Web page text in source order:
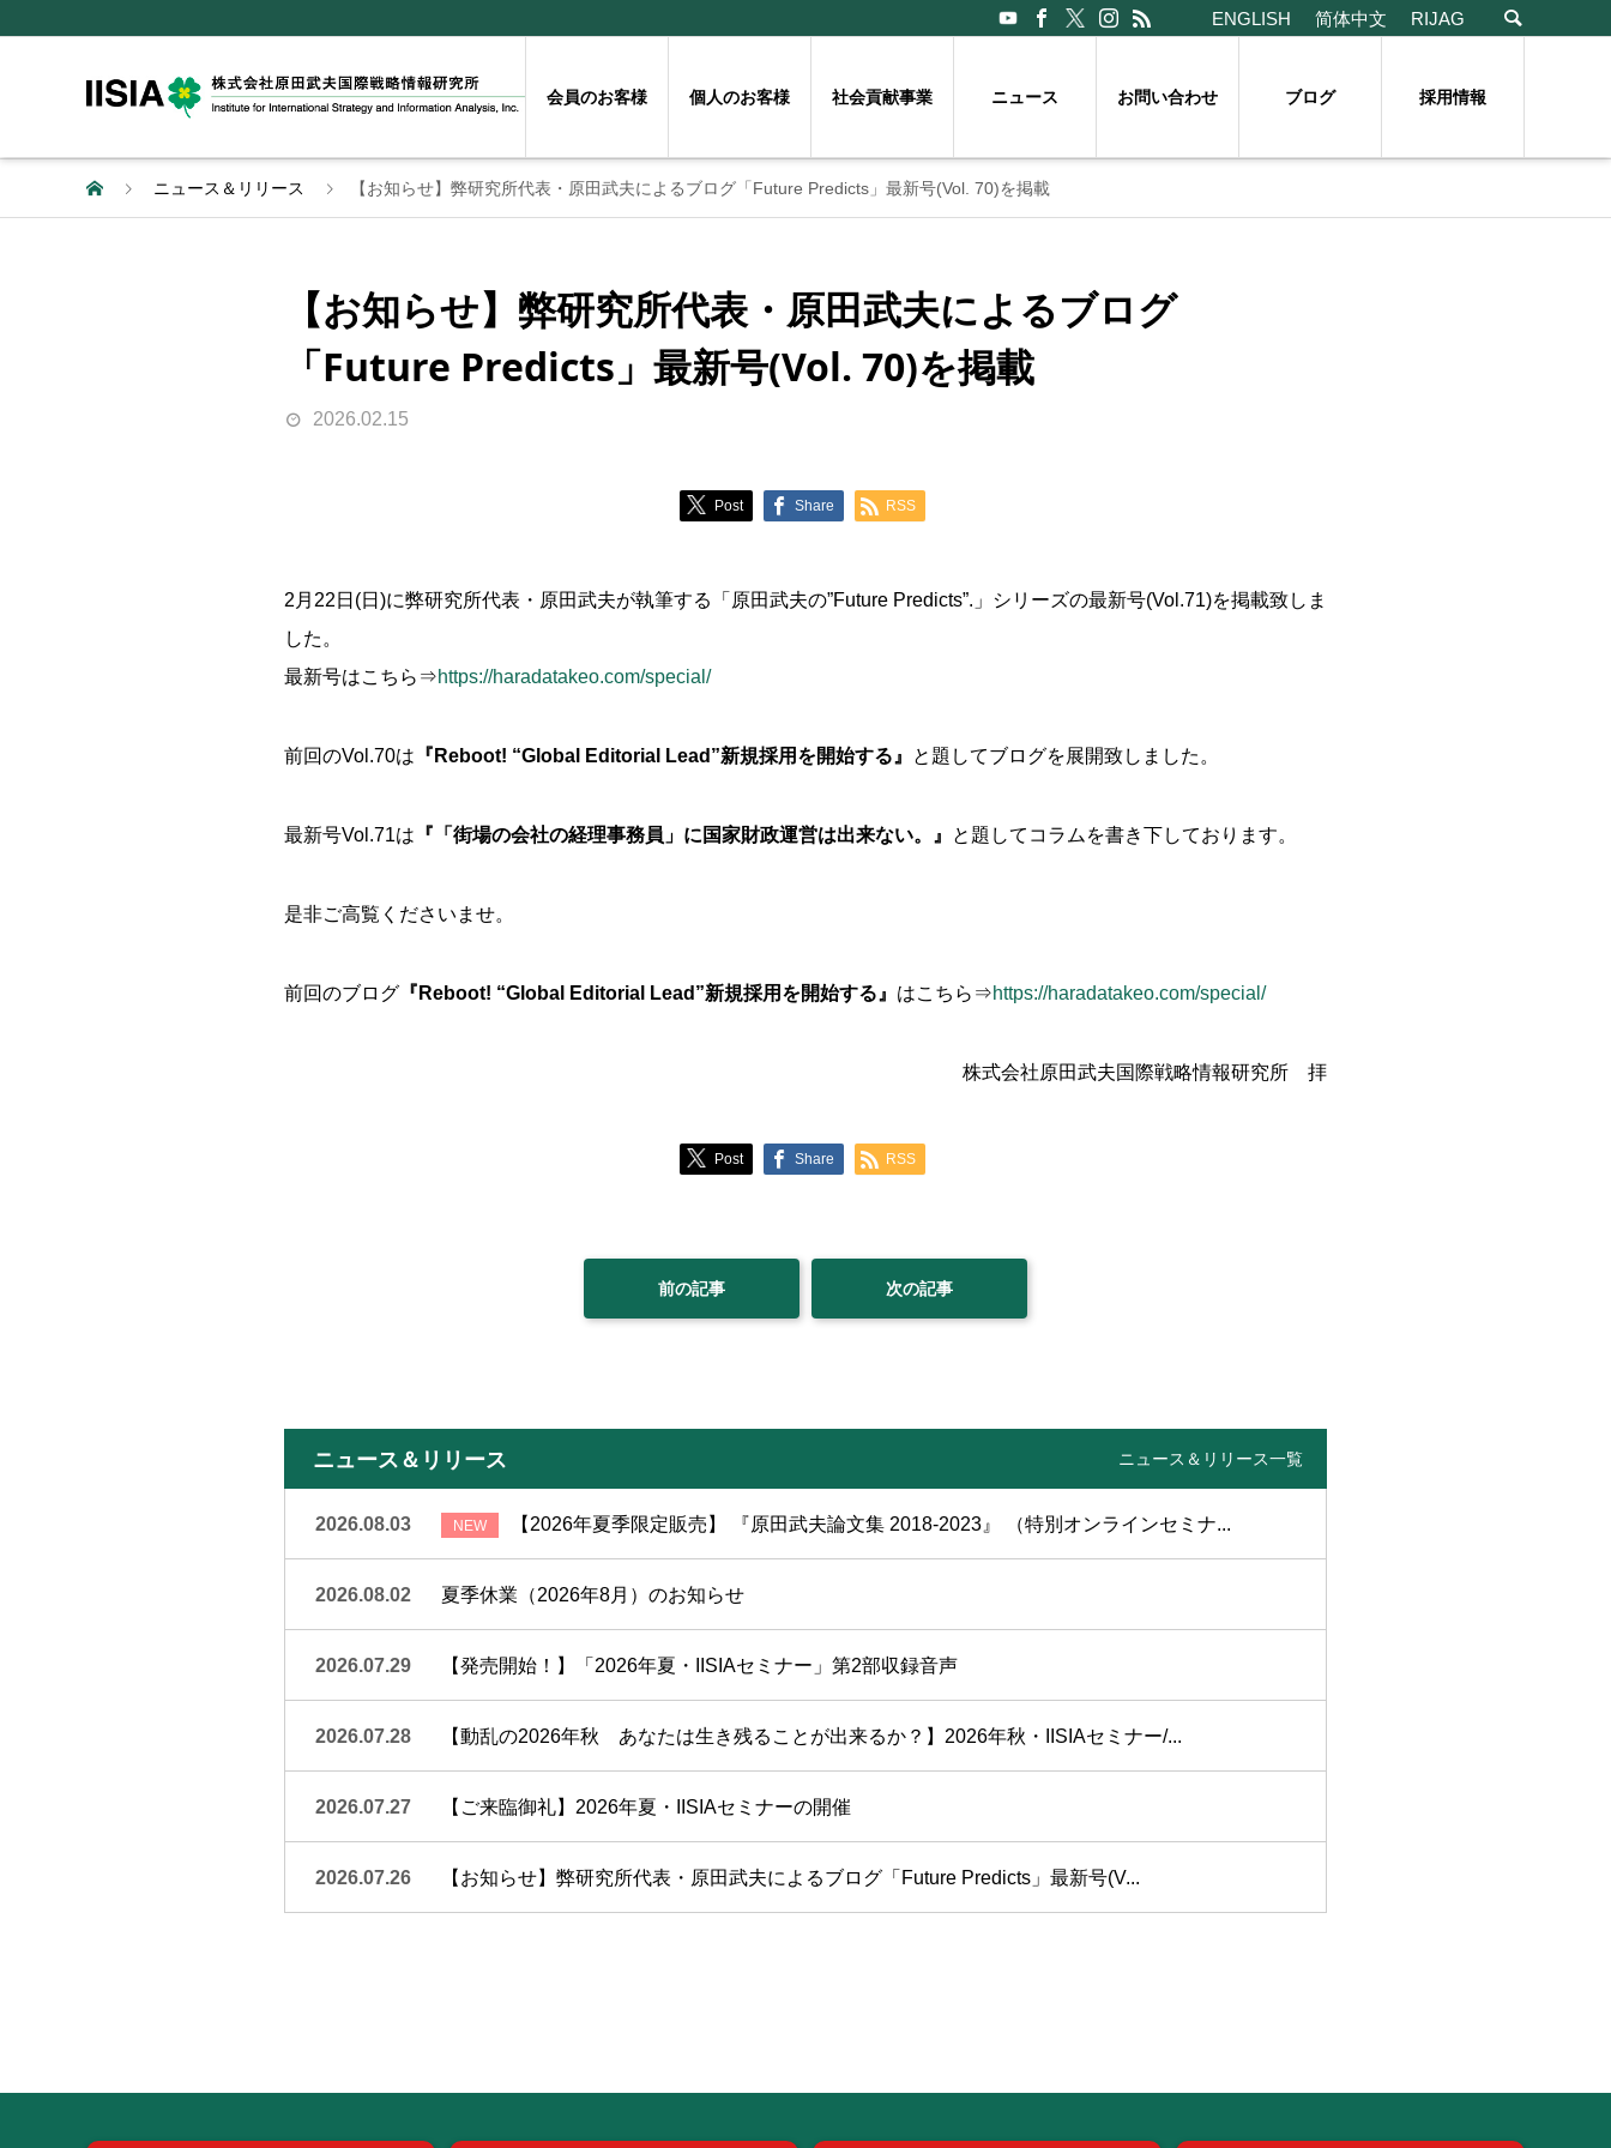
ENGLISH 简体中文 RIJAG
会員のお客様 個人のお客様 社会貢献事業 ニュース お問い合わせ ブログ 採用情報
ニュース＆リリース 【お知らせ】弊研究所代表・原田武夫によるブログ「Future Predicts」最新号(Vol. 70)を掲載
【お知らせ】弊研究所代表・原田武夫によるブログ
「Future Predicts」最新号(Vol. 70)を掲載
2026.02.15
Post Share RSS
2月22日(日)に弊研究所代表・原田武夫が執筆する「原田武夫の”Future Predicts”.」シリーズの最新号(Vol.71)を掲載致しま
した。
最新号はこちら⇒https://haradatakeo.com/special/
前回のVol.70は 『Reboot! “Global Editorial Lead”新規採用を開始する』 と題してブログを展開致しました。
最新号Vol.71は 『「街場の会社の経理事務員」に国家財政運営は出来ない。 』 と題してコラムを書き下しております。
是非ご高覧くださいませ。
前回のブログ 『Reboot! “Global Editorial Lead”新規採用を開始する』 はこちら⇒https://haradatakeo.com/special/
株式会社原田武夫国際戦略情報研究所 拝
Post Share RSS
前の記事 次の記事
ニュース＆リリース ニュース＆リリース一覧
2026.08.03 【2026年夏季限定販売】 『原田武夫論文集 2018-2023』 （特別オンラインセミナ...
2026.08.02 夏季休業（2026年8月）のお知らせ
2026.07.29 【発売開始！】「2026年夏・IISIAセミナー」第2部収録音声
2026.07.28 【動乱の2026年秋 あなたは生き残ることが出来るか？】2026年秋・IISIAセミナー/...
2026.07.27 【ご来臨御礼】2026年夏・IISIAセミナーの開催
2026.07.26 【お知らせ】弊研究所代表・原田武夫によるブログ「Future Predicts」最新号(V...